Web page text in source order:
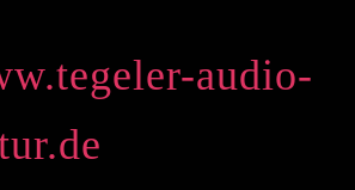
audio-